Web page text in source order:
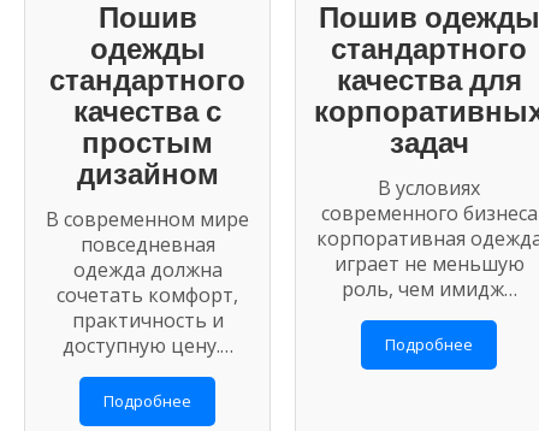
Пошив
одежды
стандартного
качества с
простым
дизайном
В современном мире
повседневная
одежда должна
сочетать комфорт,
практичность и
доступную цену.…
Подробнее
Пошив одежды
стандартного
качества для
задач
В условиях
современного бизнеса
корпоративная
играет не меньшую
роль, чем имидж…
Подробнее